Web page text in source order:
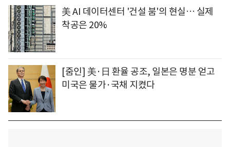
美 AI 데이터센터 '건설 붐'의 현실… 실제
착공은 20%
[줌인] 美·日 환율 공조, 일본은 명분 얻고
미국은 물가·국채 지켰다